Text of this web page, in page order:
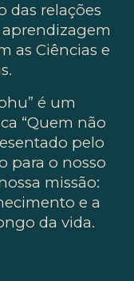
das relações
as Ciências e
é um
“Quem não
pelo
para o nosso
missão:
e a
da vida.